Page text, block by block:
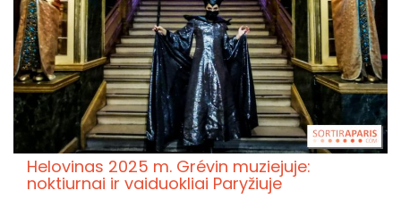
Helovinas 2025 m. Grévin muziejuje:
noktiurnai ir vaiduokliai Paryžiuje